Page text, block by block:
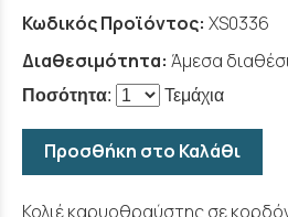
Κωδικός Προϊόντος: XS0336
Διαθεσιμότητα: Άμεσα
Ποσότητα: Τεμάχια
Προσθήκη στο Καλάθι
Κολιέ καρυοθραύστης σε